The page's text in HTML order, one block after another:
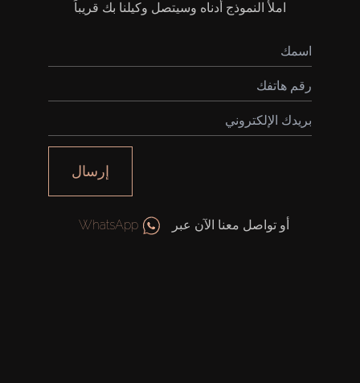
املأ النموذج أدناه وسيتصل وكيلنا بك قريباً
إرسال
أو تواصل معنا الآن عبر WhatsApp